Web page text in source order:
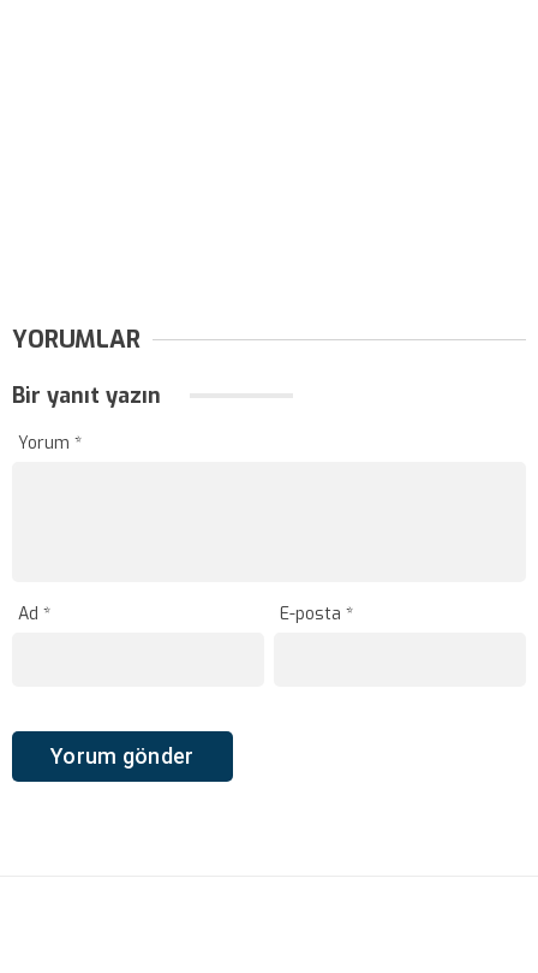
YORUMLAR
Bir yanıt yazın
Yorum *
Ad * E-posta*